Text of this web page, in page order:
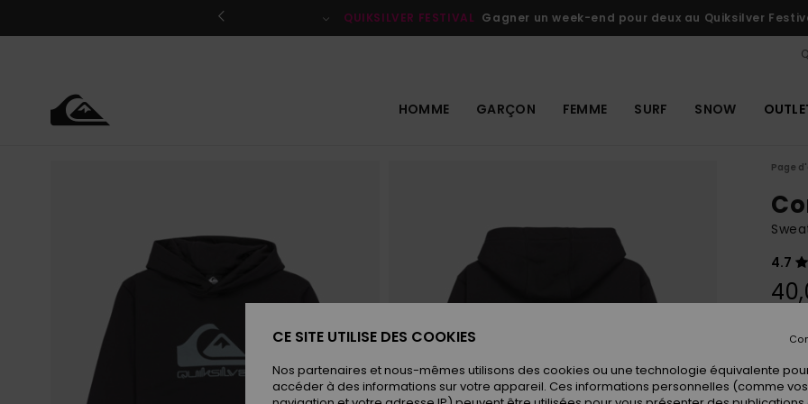
le
QUIKSILVER FESTIVAL Gagner un week-end pour deux au Quiksilver
HOMME GARÇON FEMME SURF SNOW
Page
4.7
CE SITE UTILISE DES COOKIES
Nos partenaires et nous-mêmes utilisons des cookies ou une technologie équivalente
accéder à des informations sur votre appareil. Ces informations personnelles (comme